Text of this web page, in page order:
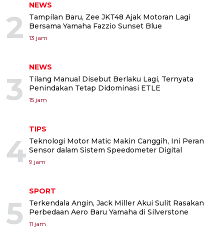
2
NEWS
Tampilan Baru, Zee JKT48 Ajak Motoran Lagi
Bersama Yamaha Fazzio Sunset Blue
13 jam
3
NEWS
Tilang Manual Disebut Berlaku Lagi, Ternyata
Penindakan Tetap Didominasi ETLE
15 jam
4
TIPS
Teknologi Motor Matic Makin Canggih, Ini Peran
Sensor dalam Sistem Speedometer Digital
9 jam
5
SPORT
Terkendala Angin, Jack Miller Akui Sulit Rasakan
Perbedaan Aero Baru Yamaha di Silverstone
11 jam